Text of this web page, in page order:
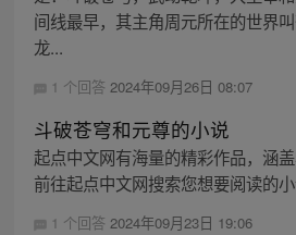
间线最早，其主角周元所在的世界
龙...
1 个回答 2024年09月26日 08:07
斗破苍穹和元尊的小说
起点中文网有海量的精彩作品，涵
前往起点中文网搜索您想要阅读的小
1 个回答 2024年09月23日 19:06